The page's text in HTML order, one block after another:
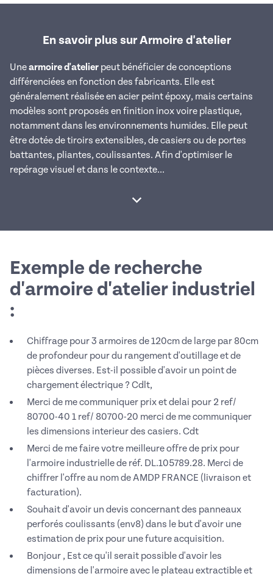
En savoir plus sur Armoire d'atelier
Unearmoire d'atelier peut bénéficier de conceptions
différenciées en fonction des fabricants. Elle est
généralement réalisée en acier peint époxy, mais certains
modèles sont proposés en finition inox voire plastique,
notamment dans les environnements humides. Elle peut
être dotée de tiroirs extensibles, de casiers ou de portes
battantes, pliantes, coulissantes. Afin d'optimiser le
repérage visuel et dans le contexte...
Afficher la suite
Exemple de recherche
d'armoire d'atelier industriel
:
Chiffrage pour 3 armoires de 120cm de large par 80cm
de profondeur pour du rangement d'outillage et de
pièces diverses. Est-il possible d'avoir un point de
chargement électrique ? Cdlt,
Merci de me communiquer prix et delai pour 2 ref/
80700-40 1 ref/ 80700-20 merci de me communiquer
les dimensions interieur des casiers. Cdt
Merci de me faire votre meilleure offre de prix pour
l'armoire industrielle de réf. DL.105789.28. Merci de
chiffrer l'offre au nom de AMDP FRANCE (livraison et
facturation).
Souhait d'avoir un devis concernant des panneaux
perforés coulissants (env8) dans le but d'avoir une
estimation de prix pour une future acquisition.
Bonjour , Est ce qu'il serait possible d'avoir les
dimensions de l'armoire avec le plateau extractible et